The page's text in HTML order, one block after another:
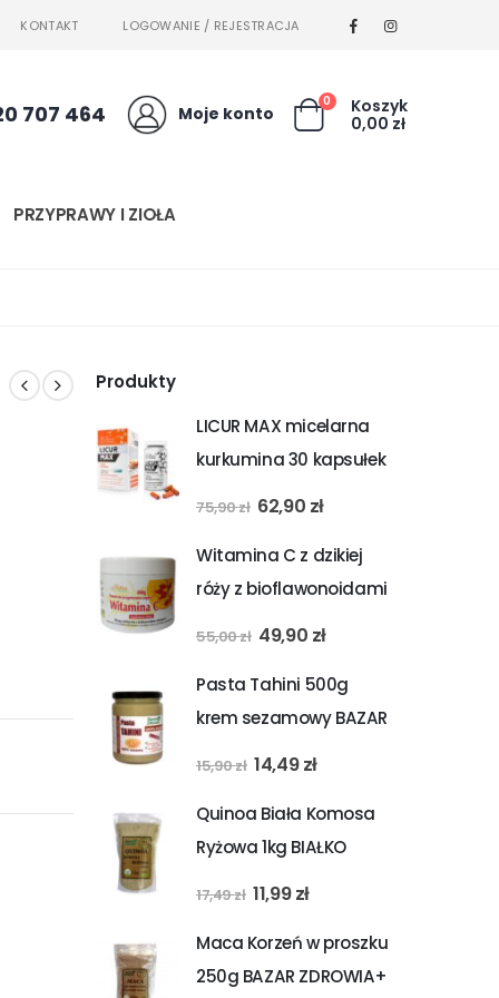
KONTAKT LOGOWANIE / REJESTRACJA
707 464 Moje konto
0
Koszyk
0,00 zł
PRZYPRAWY I ZIOŁA
Produkty
LICUR MAX micelarna
kurkumina 30 kapsułek
BIO MEDICAL PHARMA
75,90zł Pierwotna
wynosiła:
75,90 zł.
62,90 złAktualna
wynosi:
62,90 zł.
Witamina C z dzikiej
róży z bioflawonoidami
200g MITRA + GRATIS
55,00zł Pierwotna
wynosiła:
55,00 zł.
49,90 złAktualna
wynosi:
49,90 zł.
Pasta Tahini 500g
krem sezamowy BAZAR
ZDROWIA + GRATIS
15,90zł Pierwotna
wynosiła:
15,90 zł.
14,49złAktualna
wynosi:
14,49 zł.
Quinoa Biała Komosa
Ryżowa 1kg BIAŁKO
Wysoka jakość Bazar
17,49zł Pierwotna
wynosiła:
17,49 zł.
11,99złAktualna
wynosi:
11,99 zł.
Maca Korzeń w proszku
250g BAZAR ZDROWIA+